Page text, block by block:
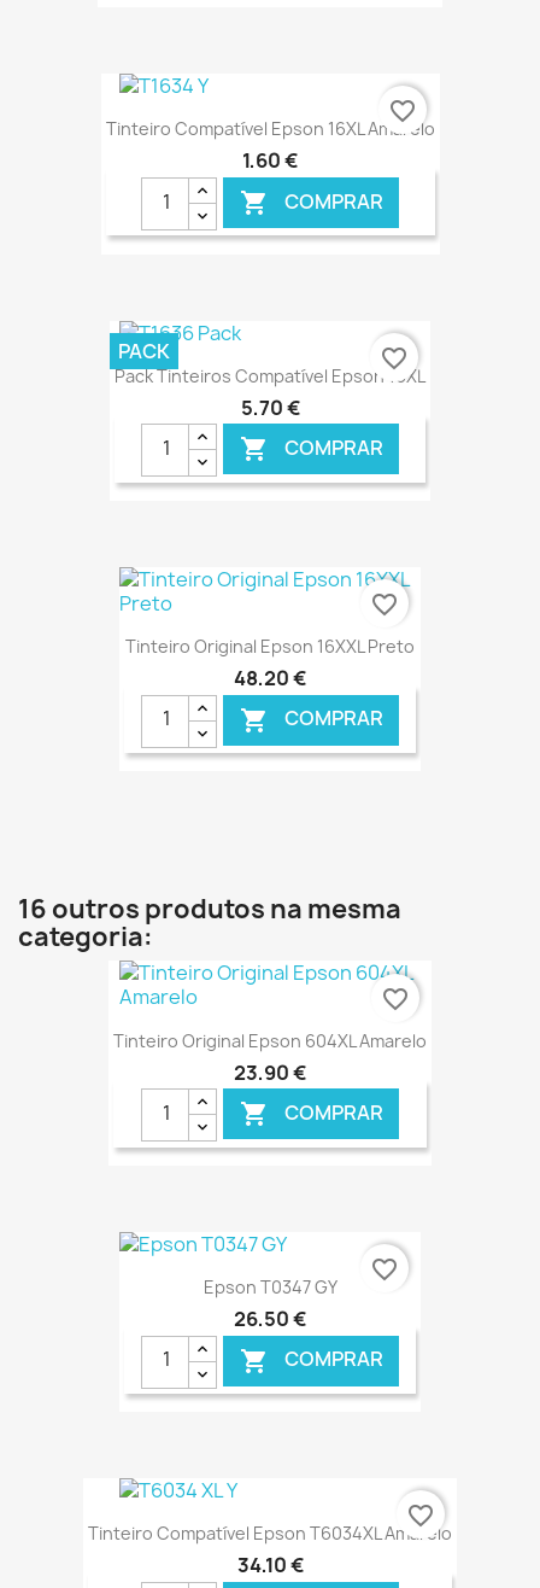
€ ONLINE
Tinteiro Compatível Epson 16XL Amarelo
1,60 €
 COMPRAR
€ ONLINE
favorite_border
Pack Tinteiros Compatível Epson 16XL
5,70 €
 COMPRAR
€ ONLINE
PACK favorite_border
Tinteiro Original Epson 16XXL Preto
48,20 €
 COMPRAR
favorite_border
16 outros produtos na mesma
categoria:
Tinteiro Original Epson 604XL Amarelo
23,90 €
 COMPRAR
favorite_border
Epson T0347 GY
26,50 €
 COMPRAR
€ ONLINE
favorite_border
Tinteiro Compatível Epson T6034XL Amarelo
34,10 €
favorite_border